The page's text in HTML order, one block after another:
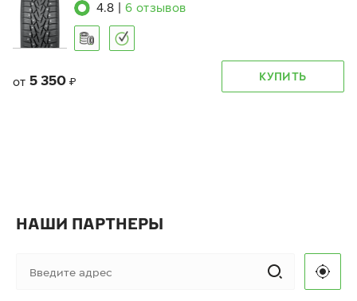
4.8 6 отзывов
от 5 350 ₽ КУПИТЬ
НАШИ ПАРТНЕРЫ